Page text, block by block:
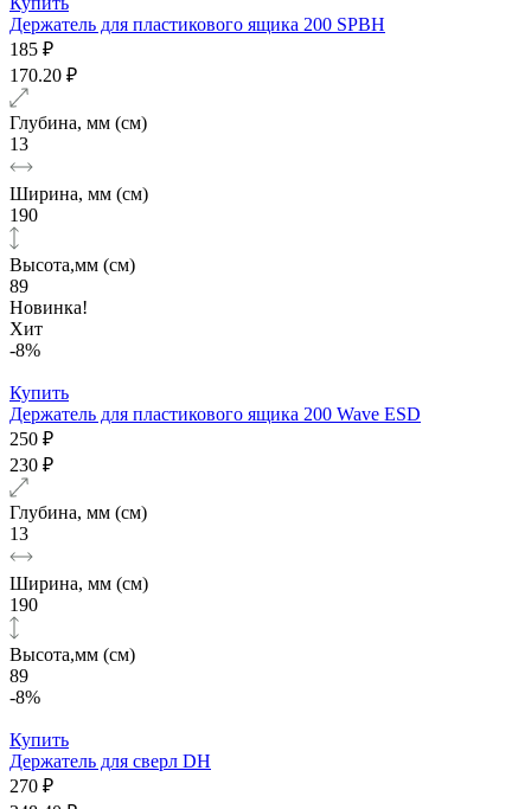
Держатель для пластикового ящика 200 SPBH
185 ₽
170.20 ₽
Глубина, мм (см)
13
Ширина, мм (см)
190
Высота,мм (см)
89
Новинка!
Хит
-8%
Купить
Держатель для пластикового ящика 200 Wave ESD
250 ₽
230 ₽
Глубина, мм (см)
13
Ширина, мм (см)
190
Высота,мм (см)
89
-8%
Купить
Держатель для сверл DH
270 ₽